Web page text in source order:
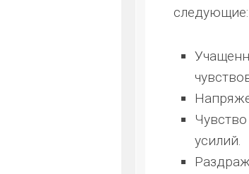
следующие:
усилий.